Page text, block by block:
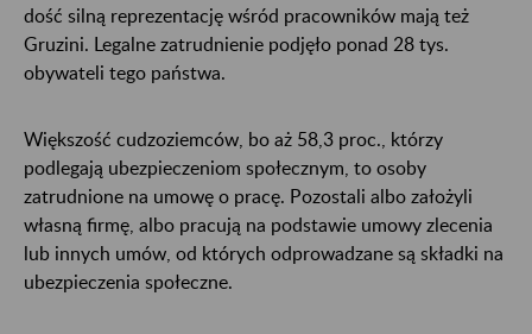
dość silną reprezentację wśród pracowników mają też
Gruzini. Legalne zatrudnienie podjęło ponad 28 tys.
obywateli tego państwa.
Większość cudzoziemców, bo aż 58,3 proc., którzy
podlegają ubezpieczeniom społecznym, to osoby
zatrudnione na umowę o pracę. Pozostali albo założyli
własną firmę, albo pracują na podstawie umowy zlecenia
lub innych umów, od których odprowadzane są składki na
ubezpieczenia społeczne.